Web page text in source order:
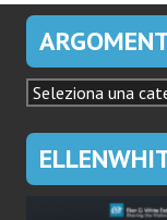
ARGOMENTI